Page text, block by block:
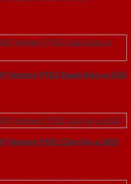
Veneer P1R2 Xoan Đào-a-SGD
Veneer P1R2 Căm Xe-a-SGD